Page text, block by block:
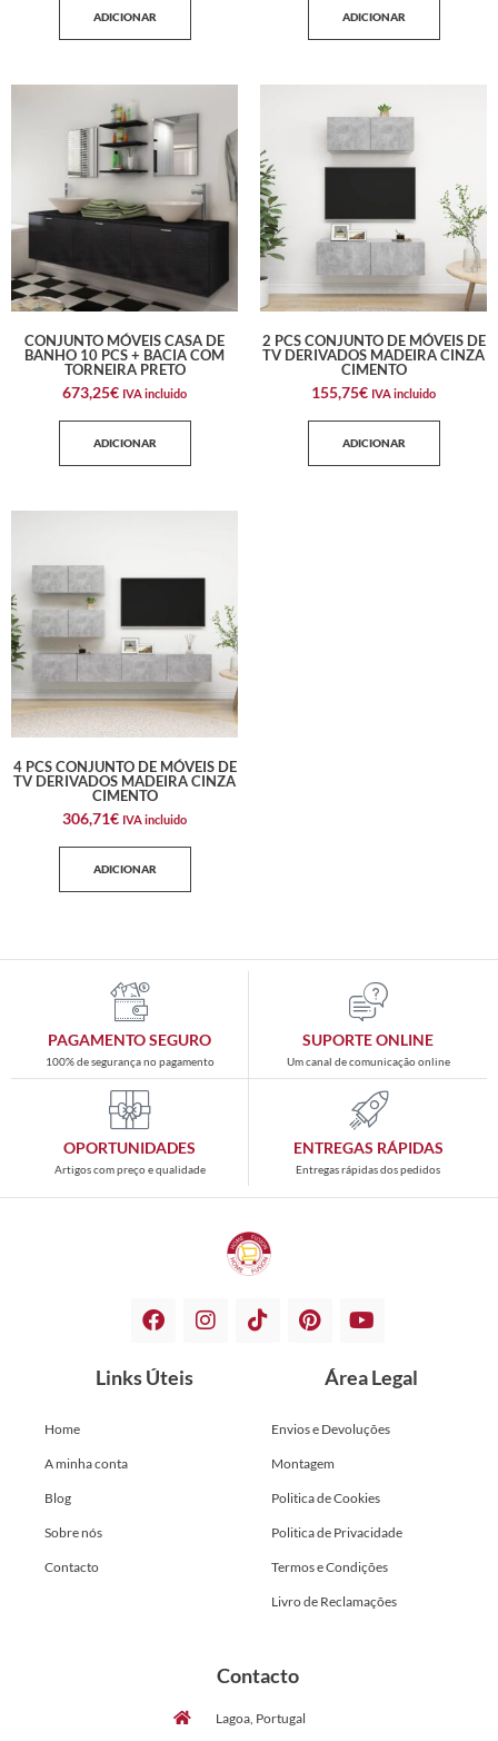
ADICIONAR ADICIONAR
CONJUNTO MÓVEIS CASA DE
BANHO 10 PCS + BACIA COM
TORNEIRA PRETO
673,25€ IVA incluido
ADICIONAR
2 PCS CONJUNTO DE MÓVEIS DE
TV DERIVADOS MADEIRA CINZA
CIMENTO
155,75€ IVA incluido
ADICIONAR
4 PCS CONJUNTO DE MÓVEIS DE
TV DERIVADOS MADEIRA CINZA
CIMENTO
306,71€ IVA incluido
ADICIONAR
PAGAMENTO SEGURO
100% de segurança no pagamento
SUPORTE ONLINE
Um canal de comunicação online
OPORTUNIDADES
Artigos com preço e qualidade
ENTREGAS RÁPIDAS
Entregas rápidas dos pedidos
Links Úteis
Home
A minha conta
Blog
Sobre nós
Contacto
Área Legal
Envios e Devoluções
Montagem
Politica de Cookies
Politica de Privacidade
Termos e Condições
Livro de Reclamações
Contacto
Lagoa, Portugal